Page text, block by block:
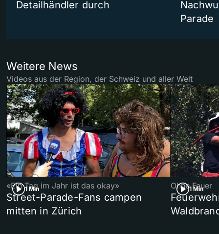
Detailhändler durch
Parade
Weitere News
Videos aus der Region, der Schweiz und aller Welt
1 Min
«Ein Tag im Jahr ist das okay»
Street-Parade-Fans campen
mitten in Zürich
1 Min
Ohne Feuer